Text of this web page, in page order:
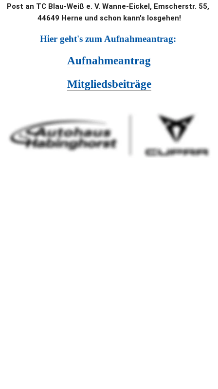
Post an TC Blau-Weiß e. V. Wanne-Eickel, Emscherstr. 55,
44649 Herne und schon kann's losgehen!
Hier geht's zum Aufnahmeantrag:
Aufnahmeantrag
Mitgliedsbeiträge